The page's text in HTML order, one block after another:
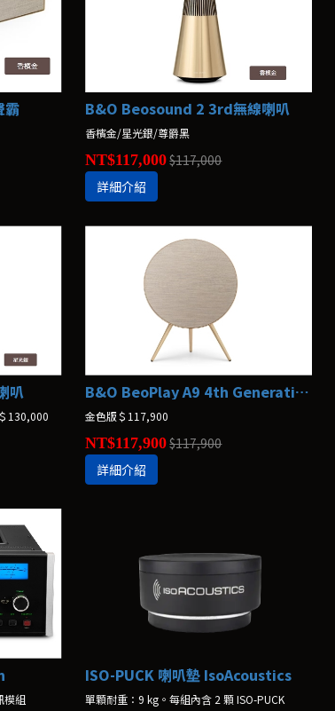
霸 B&O Beosound 2 3rd無線喇叭
香檳金/星光銀/尊爵黑
NT$117,000$117,000
詳細介紹
叭
130,000
B&O BeoPlay A9 4th Generation 喇叭
金色版＄117,900
NT$117,900$117,900
詳細介紹
模組
ISO-PUCK 喇叭墊 IsoAcoustics
單顆耐重：9 kg。每組內含 2 顆 ISO-PUCK